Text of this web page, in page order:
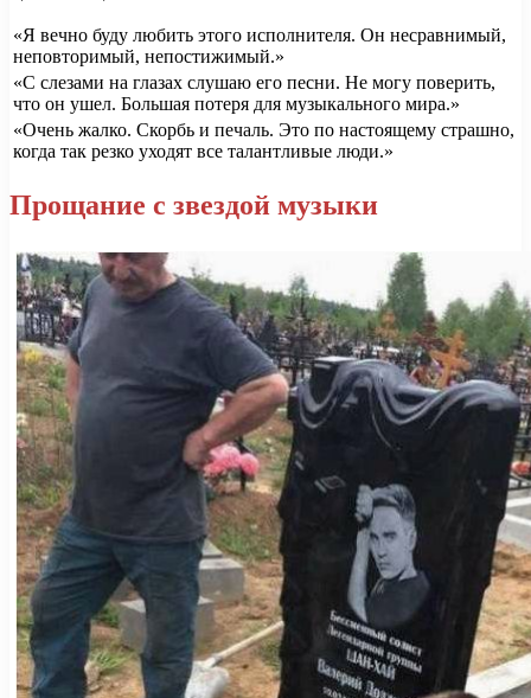
«Я вечно буду любить этого исполнителя. Он несравнимый,
неповторимый, непостижимый.»
«С слезами на глазах слушаю его песни. Не могу поверить,
что он ушел. Большая потеря для музыкального мира.»
«Очень жалко. Скорбь и печаль. Это по настоящему страшно,
когда так резко уходят все талантливые люди.»
Прощание с звездой музыки